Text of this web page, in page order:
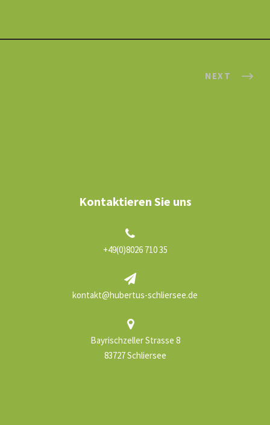
NEXT
Kontaktieren Sie uns
+49(0)8026 710 35
kontakt@hubertus-schliersee.de
Bayrischzeller Strasse 8
83727 Schliersee